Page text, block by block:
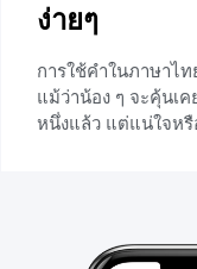
ง่ายๆ
การใช้คำในภาษาไ
แม้ว่าน้อง ๆ จะคุ้นเ
หนึ่งแล้ว แต่แน่ใจหรื
เรียนรู้พร้อม ๆ กัน